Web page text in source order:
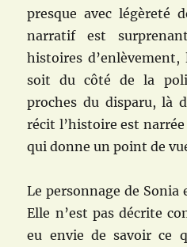
presque avec légèreté
narratif est
histoires
soit du côté de la
proches du disparu, là
récit l’histoire est
qui donne un point de
Le personnage de
Elle n’est pas décrite
eu envie de savoir ce